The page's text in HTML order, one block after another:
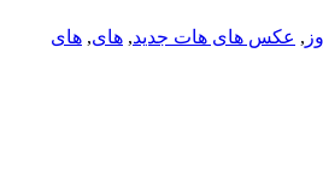
, عکس های هات جدید, های, های